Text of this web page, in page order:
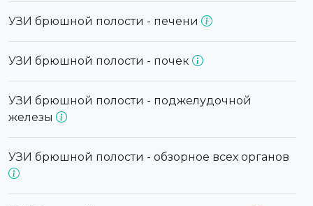
УЗИ брюшной полости - печени
УЗИ брюшной полости - почек
УЗИ брюшной полости - поджелудочной
железы
УЗИ брюшной полости - обзорное всех органов